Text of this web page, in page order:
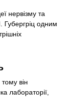
нервізму та
Губергріц одним
він
лабораторії,